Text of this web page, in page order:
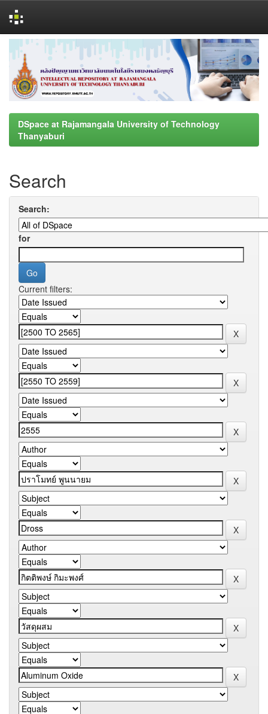
navigation
DSpace at Rajamangala University of Technology
Thanyaburi
Search
Search:
for
Current filters: